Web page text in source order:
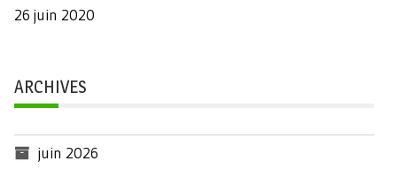
26 juin 2020
ARCHIVES
juin 2026